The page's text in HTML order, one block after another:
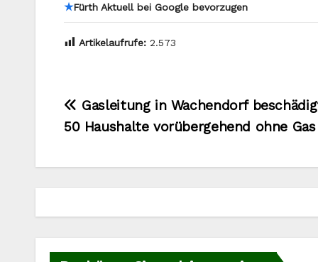
★Fürth Aktuell bei Google bevorzugen
Artikelaufrufe: 2.573
Beitragsnavigation
Gasleitung in Wachendorf
50 Haushalte vorübergehend ohne Gas